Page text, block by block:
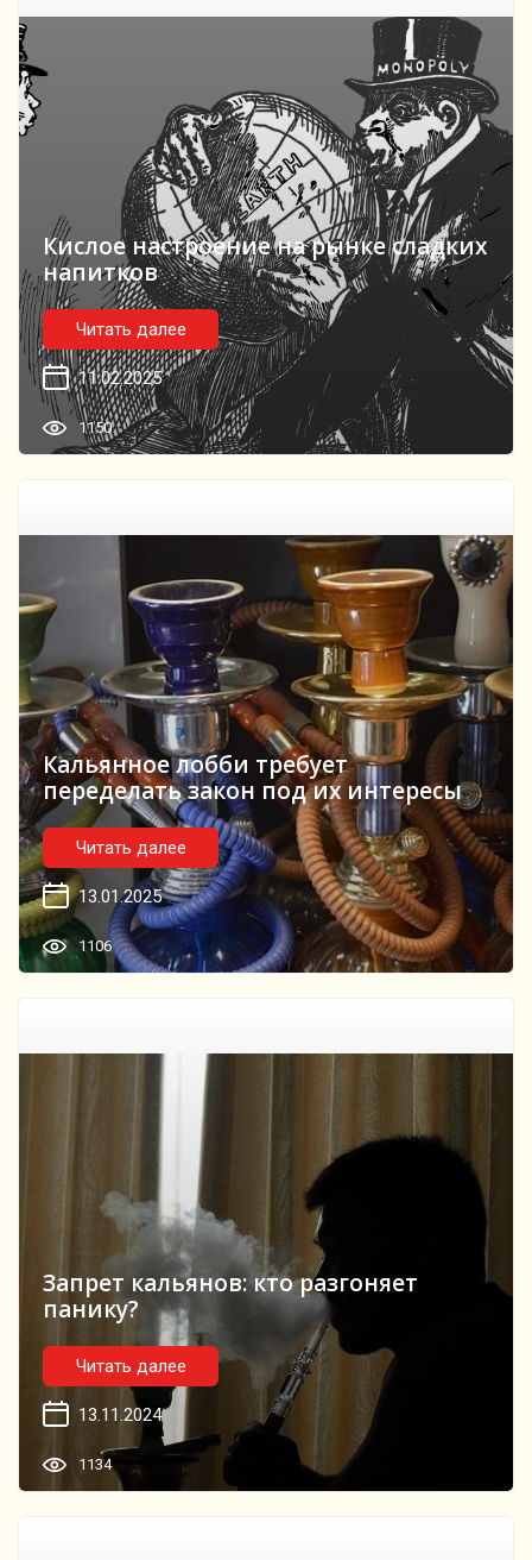
Кислое настроение на рынке сладких
напитков
Читать далее
11.02.2025
1150
Кальянное лобби требует
переделать закон под их интересы
Читать далее
13.01.2025
1106
Запрет кальянов: кто разгоняет
панику?
Читать далее
13.11.2024
1134